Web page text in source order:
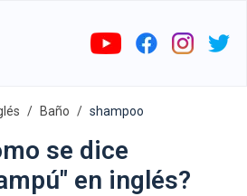
Baño shampoo
se dice
en inglés?